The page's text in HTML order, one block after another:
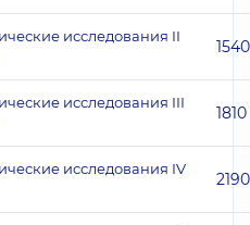
исследования II
1540
исследования III
1810
исследования IV
2190